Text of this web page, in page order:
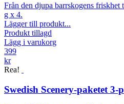
Från den djupa barrskogens
g x 4.
Lägger till produkt...
Produkt tillagd
Lägg i varukorg
399
kr
Rea!
Swedish Scenery-paketet